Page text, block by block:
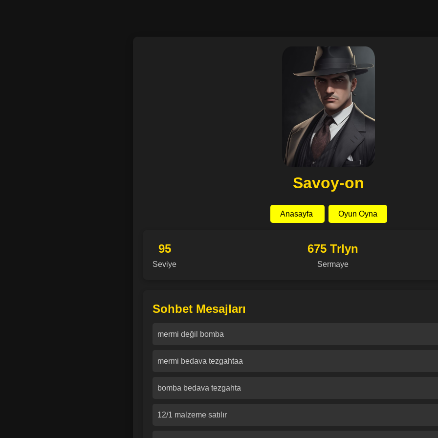
Savoy-on
Anasayfa Oyun Oyna
95
Seviye
675 Trlyn
Sermaye
Sohbet Mesajları
mermi değil bomba
mermi bedava tezgahtaa
bomba bedava tezgahta
12/1 malzeme satılır